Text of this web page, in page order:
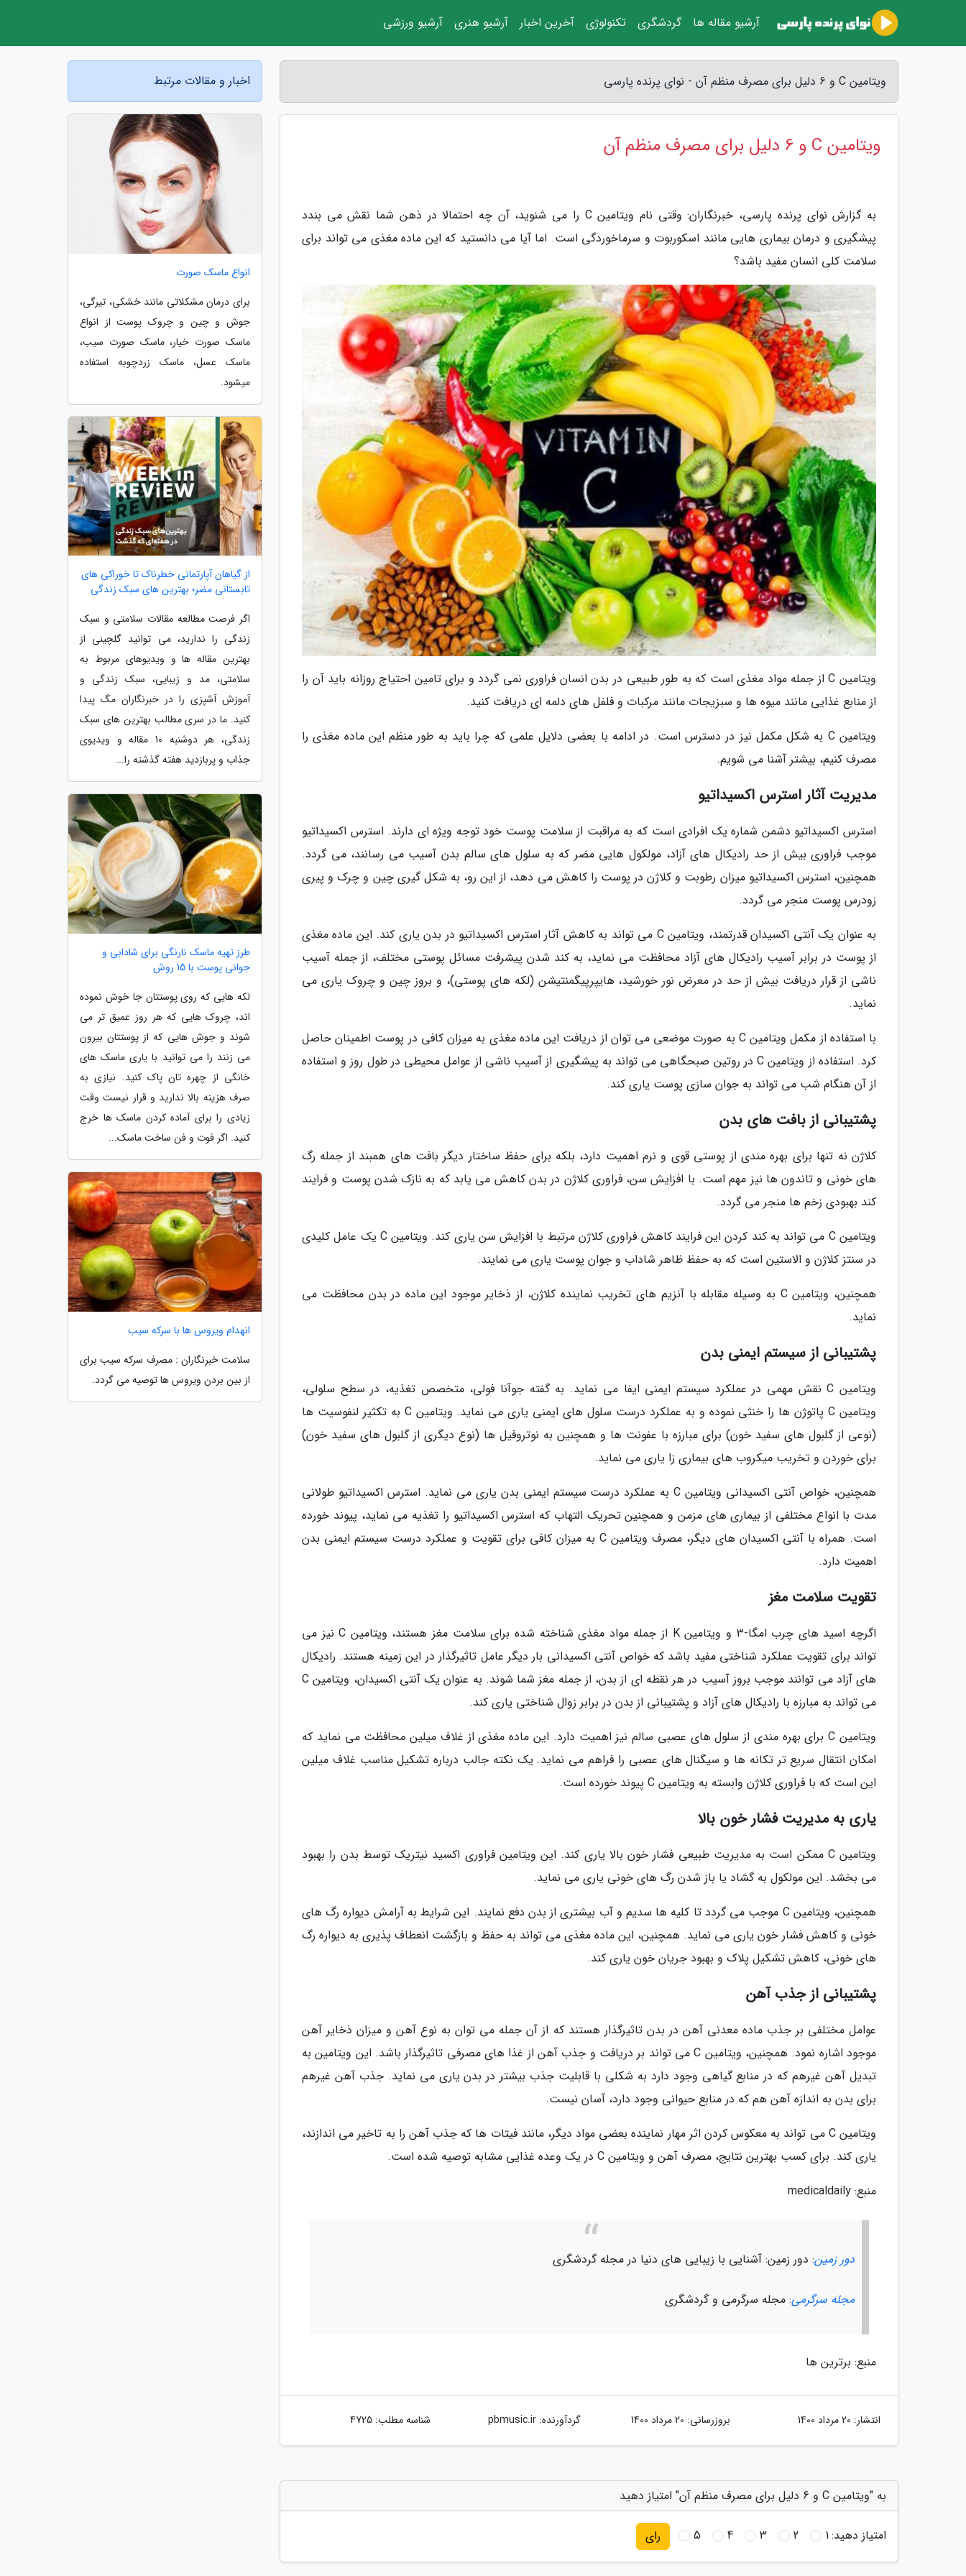
ویتامین C و 6 دلیل برای مصرف منظم آن - نوای پرنده پارسی
ویتامین C و 6 دلیل برای مصرف منظم آن
به گزارش نوای پرنده پارسی، خبرنگاران: وقتی نام ویتامین C را می شنوید، آن چه احتمالا در ذهن شما نقش می بندد
پیشگیری و درمان بیماری هایی مانند اسکوربوت و سرماخوردگی است. اما آیا می دانستید که این ماده مغذی می تواند برای
سلامت کلی انسان مفید باشد؟
ویتامین C از جمله مواد مغذی است که به طور طبیعی در بدن انسان فراوری نمی گردد و برای تامین احتیاج روزانه باید آن را
از منابع غذایی مانند میوه ها و سبزیجات مانند مرکبات و فلفل های دلمه ای دریافت کنید.
ویتامین C به شکل مکمل نیز در دسترس است. در ادامه با بعضی دلایل علمی که چرا باید به طور منظم این ماده مغذی را
مصرف کنیم، بیشتر آشنا می شویم.
مدیریت آثار استرس اکسیداتیو
استرس اکسیداتیو دشمن شماره یک افرادی است که به مراقبت از سلامت پوست خود توجه ویژه ای دارند. استرس اکسیداتیو
موجب فراوری بیش از حد رادیکال های آزاد، مولکول هایی مضر که به سلول های سالم بدن آسیب می رسانند، می گردد.
همچنین، استرس اکسیداتیو میزان رطوبت و کلاژن در پوست را کاهش می دهد، از این رو، به شکل گیری چین و چرک و پیری
زودرس پوست منجر می گردد.
به عنوان یک آنتی اکسیدان قدرتمند، ویتامین C می تواند به کاهش آثار استرس اکسیداتیو در بدن یاری کند. این ماده مغذی
از پوست در برابر آسیب رادیکال های آزاد محافظت می نماید، به کند شدن پیشرفت مسائل پوستی مختلف، از جمله آسیب
ناشی از قرار دریافت بیش از حد در معرض نور خورشید، هایپرپیگمنتیشن (لکه های پوستی)، و بروز چین و چروک یاری می
نماید.
با استفاده از مکمل ویتامین C به صورت موضعی می توان از دریافت این ماده مغذی به میزان کافی در پوست اطمینان حاصل
کرد. استفاده از ویتامین C در روتین صبحگاهی می تواند به پیشگیری از آسیب ناشی از عوامل محیطی در طول روز و استفاده
از آن هنگام شب می تواند به جوان سازی پوست یاری کند.
پشتیبانی از بافت های بدن
کلاژن نه تنها برای بهره مندی از پوستی قوی و نرم اهمیت دارد، بلکه برای حفظ ساختار دیگر بافت های همبند از جمله رگ
های خونی و تاندون ها نیز مهم است. با افزایش سن، فراوری کلاژن در بدن کاهش می یابد که به نازک شدن پوست و فرایند
کند بهبودی زخم ها منجر می گردد.
ویتامین C می تواند به کند کردن این فرایند کاهش فراوری کلاژن مرتبط با افزایش سن یاری کند. ویتامین C یک عامل کلیدی
در سنتز کلاژن و الاستین است که به حفظ ظاهر شاداب و جوان پوست یاری می نمایند.
همچنین، ویتامین C به وسیله مقابله با آنزیم های تخریب نماینده کلاژن، از ذخایر موجود این ماده در بدن محافظت می
نماید.
پشتیبانی از سیستم ایمنی بدن
ویتامین C نقش مهمی در عملکرد سیستم ایمنی ایفا می نماید. به گفته جوآنا فولی، متخصص تغذیه، در سطح سلولی،
ویتامین C پاتوژن ها را خنثی نموده و به عملکرد درست سلول های ایمنی یاری می نماید. ویتامین C به تکثیر لنفوسیت ها
(نوعی از گلبول های سفید خون) برای مبارزه با عفونت ها و همچنین به نوتروفیل ها (نوع دیگری از گلبول های سفید خون)
برای خوردن و تخریب میکروب های بیماری زا یاری می نماید.
همچنین، خواص آنتی اکسیدانی ویتامین C به عملکرد درست سیستم ایمنی بدن یاری می نماید. استرس اکسیداتیو طولانی
مدت با انواع مختلفی از بیماری های مزمن و همچنین تحریک التهاب که استرس اکسیداتیو را تغذیه می نماید، پیوند خورده
است. همراه با آنتی اکسیدان های دیگر، مصرف ویتامین C به میزان کافی برای تقویت و عملکرد درست سیستم ایمنی بدن
اهمیت دارد.
تقویت سلامت مغز
اگرچه اسید های چرب امگا-3 و ویتامین K از جمله مواد مغذی شناخته شده برای سلامت مغز هستند، ویتامین C نیز می
تواند برای تقویت عملکرد شناختی مفید باشد که خواص آنتی اکسیدانی بار دیگر عامل تاثیرگذار در این زمینه هستند. رادیکال
های آزاد می توانند موجب بروز آسیب در هر نقطه ای از بدن، از جمله مغز شما شوند. به عنوان یک آنتی اکسیدان، ویتامین C
می تواند به مبارزه با رادیکال های آزاد و پشتیبانی از بدن در برابر زوال شناختی یاری کند.
ویتامین C برای بهره مندی از سلول های عصبی سالم نیز اهمیت دارد. این ماده مغذی از غلاف میلین محافظت می نماید که
امکان انتقال سریع تر تکانه ها و سیگنال های عصبی را فراهم می نماید. یک نکته جالب درباره تشکیل مناسب غلاف میلین
این است که با فراوری کلاژن وابسته به ویتامین C پیوند خورده است.
یاری به مدیریت فشار خون بالا
ویتامین C ممکن است به مدیریت طبیعی فشار خون بالا یاری کند. این ویتامین فراوری اکسید نیتریک توسط بدن را بهبود
می بخشد. این مولکول به گشاد یا باز شدن رگ های خونی یاری می نماید.
همچنین، ویتامین C موجب می گردد تا کلیه ها سدیم و آب بیشتری از بدن دفع نمایند. این شرایط به آرامش دیواره رگ های
خونی و کاهش فشار خون یاری می نماید. همچنین، این ماده مغذی می تواند به حفظ و بازگشت انعطاف پذیری به دیواره رگ
های خونی، کاهش تشکیل پلاک و بهبود جریان خون یاری کند.
پشتیبانی از جذب آهن
عوامل مختلفی بر جذب ماده معدنی آهن در بدن تاثیرگذار هستند که از آن جمله می توان به نوع آهن و میزان ذخایر آهن
موجود اشاره نمود. همچنین، ویتامین C می تواند بر دریافت و جذب آهن از غذا های مصرفی تاثیرگذار باشد. این ویتامین به
تبدیل آهن غیرهم که در منابع گیاهی وجود دارد به شکلی با قابلیت جذب بیشتر در بدن یاری می نماید. جذب آهن غیرهم
برای بدن به اندازه آهن هم که در منابع حیوانی وجود دارد، آسان نیست.
ویتامین C می تواند به معکوس کردن اثر مهار نماینده بعضی مواد دیگر، مانند فیتات ها که جذب آهن را به تاخیر می اندازند،
یاری کند. برای کسب بهترین نتایج، مصرف آهن و ویتامین C در یک وعده غذایی مشابه توصیه شده است.
منبع: medicaldaily
دور زمین: دور زمین: آشنایی با زیبایی های دنیا در مجله گردشگری
مجله سرگرمی: مجله سرگرمی و گردشگری
منبع: برترین ها
انتشار: 20 مرداد 1400 بروزرسانی: 20 مرداد 1400 گردآورنده:pbmusic.ir شناسه مطلب: 4725
به "ویتامین C و 6 دلیل برای مصرف منظم آن" امتیاز دهید
امتیاز دهید:1
2
3
4
5 رای
اخبار و مقالات مرتبط
انواع ماسک صورت
برای درمان مشکلاتی مانند خشکی، تیرگی،
جوش و چین و چروک پوست از انواع
ماسک صورت خیار، ماسک صورت سیب،
ماسک عسل، ماسک زردچوبه استفاده
میشود.
از گیاهان آپارتمانی خطرناک تا خوراکی های
تابستانی مضر؛ بهترین های سبک زندگی
اگر فرصت مطالعه مقالات سلامتی و سبک
زندگی را ندارید، می توانید گلچینی از
بهترین مقاله ها و ویدیوهای مربوط به
سلامتی، مد و زیبایی، سبک زندگی و
آموزش آشپزی را در خبرنگاران مگ پیدا
کنید. ما در سری مطالب بهترین های سبک
زندگی، هر دوشنبه 10 مقاله و ویدیوی
جذاب و پربازدید هفته گذشته را...
طرز تهیه ماسک نارنگی برای شادابی و
جوانی پوست با 15 روش
لکه هایی که روی پوستتان جا خوش نموده
اند، چروک هایی که هر روز عمیق تر می
شوند و جوش هایی که از پوستتان بیرون
می زنند را می توانید با یاری ماسک های
خانگی از چهره تان پاک کنید. نیازی به
صرف هزینه بالا ندارید و قرار نیست وقت
زیادی را برای آماده کردن ماسک ها خرج
کنید. اگر فوت و فن ساخت ماسک...
انهدام ویروس ها با سرکه سیب
سلامت خبرنگاران : مصرف سرکه سیب برای
از بین بردن ویروس ها توصیه می گردد.
آرشیو مقاله ها گردشگری تکنولوژی آخرین اخبار آرشیو هنری آرشیو ورزشی